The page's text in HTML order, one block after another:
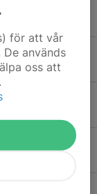
för att vår
används
oss att